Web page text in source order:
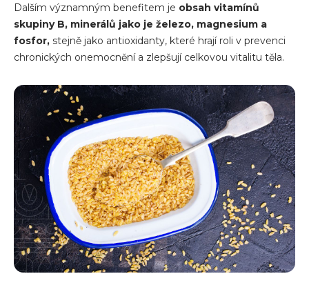
Dalším významným benefitem je obsah vitamínů
skupiny B, minerálů jako je železo, magnesium a
fosfor, stejně jako antioxidanty, které hrají roli v prevenci
chronických onemocnění a zlepšují celkovou vitalitu těla.